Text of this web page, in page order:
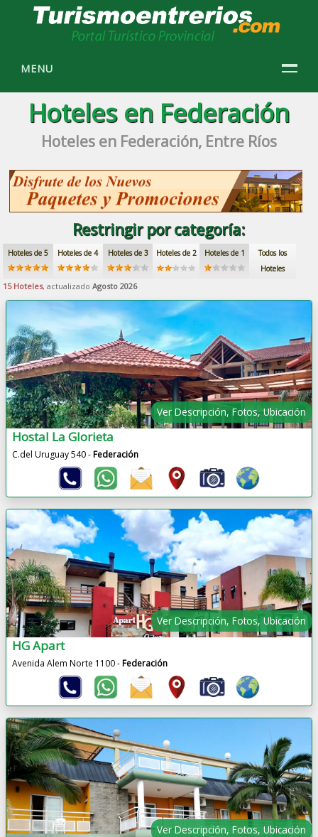
MENU
Hoteles en Federación
Hoteles en Federación, Entre Ríos
Restringir por categoría:
Hoteles de 5 Hoteles de 4 Hoteles de 3 Hoteles de 2 Hoteles de 1
Todos los
Hoteles
15 Hoteles, actualizadoAgosto 2026
Ver Descripción, Fotos, Ubicación
Hostal La Glorieta
C.del Uruguay 540 -Federación
Ver Descripción, Fotos, Ubicación
HG Apart
Avenida Alem Norte 1100 -Federación
Ver Descripción, Fotos, Ubicación